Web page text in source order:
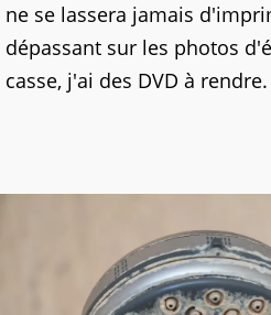
ne se lassera jamais
dépassant sur les photos
casse, j'ai des DVD à rendre.